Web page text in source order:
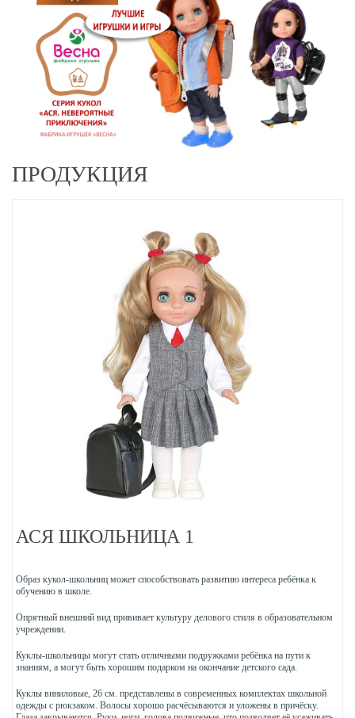
ПРОДУКЦИЯ
АСЯ ШКОЛЬНИЦА 1
Образ кукол-школьниц может способствовать развитию интереса ребёнка к
обучению в школе.
Опрятный внешний вид прививает культуру делового стиля в образовательном
учреждении.
Куклы-школьницы могут стать отличными подружками ребёнка на пути к
знаниям, а могут быть хорошим подарком на окончание детского сада.
Куклы виниловые, 26 см. представлены в современных комплектах школьной
одежды с рюкзаком. Волосы хорошо расчёсываются и уложены в причёску.